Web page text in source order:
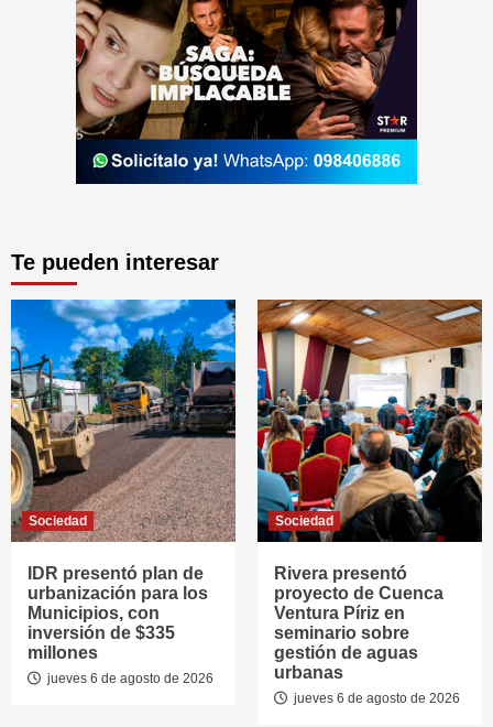
Te pueden interesar
Sociedad
IDR presentó plan de
urbanización para los
Municipios, con
inversión de $335
millones
jueves 6 de agosto de 2026
Sociedad
Rivera presentó
proyecto de Cuenca
Ventura Píriz en
seminario sobre
gestión de aguas
urbanas
jueves 6 de agosto de 2026